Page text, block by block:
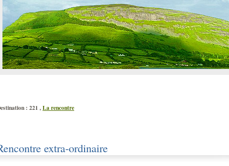
: 221 ,La rencontre
extra-ordinaire